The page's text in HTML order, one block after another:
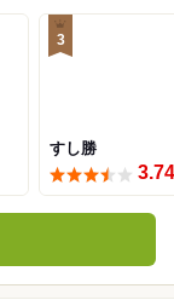
3
すし勝
3.74